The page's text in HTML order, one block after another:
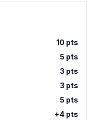
10 pts
5 pts
3 pts
3 pts
5 pts
+4 pts